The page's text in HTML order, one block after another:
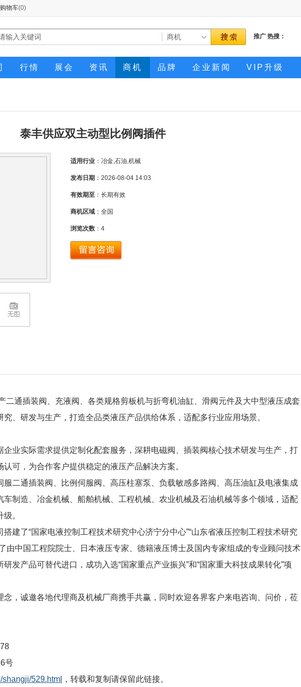
购物车(0)
推广 热搜：
行情 展会 资讯 商机 品牌 企业新闻 VIP升级
泰丰供应双主动型比例阀插件
适用行业 ：冶金,石油,机械
发布日期 ：2026-08-04 14:03
有效期至 ：长期有效
商机区域 ：全国
浏览次数 ： 4
二通插装阀、充液阀、各类规格剪板机与折弯机油缸、滑阀元件及大中型液压成套
、研发与生产，打造全品类液压产品供给体系，适配多行业应用场景。
业实际需求提供定制化配套服务，深耕电磁阀、插装阀核心技术研发与生产，打
可，为合作客户提供稳定的液压产品解决方案。
二通插装阀、比例伺服阀、高压柱塞泵、负载敏感多路阀、高压油缸及电液集成
车制造、冶金机械、船舶机械、工程机械、农业机械及石油机械等多个领域，适配
。
建了“国家电液控制工程技术研究中心济宁分中心”“山东省液压控制工程技术研究
由中国工程院院士、日本液压专家、德籍液压博士及国内专家组成的专业顾问技术
发产品可替代进口，成功入选“国家重点产业振兴”和“国家重大科技成果转化”项
，诚邀各地代理商及机械厂商携手共赢，同时欢迎各界客户来电咨询、问价，莅
号
529.html ，转载和复制请保留此链接。